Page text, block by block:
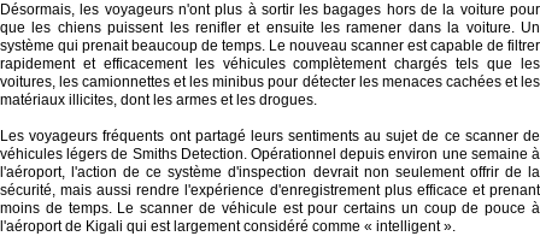
Désormais, les voyageurs n'ont plus à sortir les bagages hors de la voiture pour
que les chiens puissent les renifler et ensuite les ramener dans la voiture. Un
système qui prenait beaucoup de temps. Le nouveau scanner est capable de filtrer
rapidement et efficacement les véhicules complètement chargés tels que les
voitures, les camionnettes et les minibus pour détecter les menaces cachées et les
matériaux illicites, dont les armes et les drogues.
Les voyageurs fréquents ont partagé leurs sentiments au sujet de ce scanner de
véhicules légers de Smiths Detection. Opérationnel depuis environ une semaine à
l'aéroport, l'action de ce système d'inspection devrait non seulement offrir de la
sécurité, mais aussi rendre l'expérience d'enregistrement plus efficace et prenant
moins de temps. Le scanner de véhicule est pour certains un coup de pouce à
l'aéroport de Kigali qui est largement considéré comme « intelligent ».